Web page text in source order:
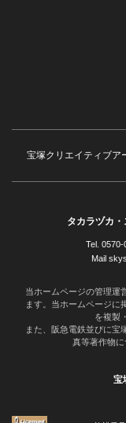
宝塚クリエイティブア
タカラヅカ
Tel.
Mail
当ホームページの管理運
ます。当ホームページに
を複製
また、阪急電鉄並びに宝
真等著作物に
宝